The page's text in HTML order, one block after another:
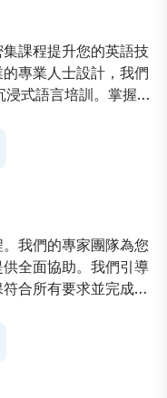
課程提升您的英語技
專業人士設計，我們
式語言培訓。掌握產
。
我們的專家團隊為您
全面協助。我們引導
合所有要求並完成文